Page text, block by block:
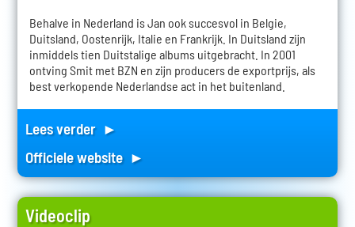
Behalve in Nederland is Jan ook succesvol in Belgie,
Duitsland, Oostenrijk, Italie en Frankrijk. In Duitsland zijn
inmiddels tien Duitstalige albums uitgebracht. In 2001
ontving Smit met BZN en zijn producers de exportprijs, als
best verkopende Nederlandse act in het buitenland.
Lees verder ►
Officiele website ►
Videoclip